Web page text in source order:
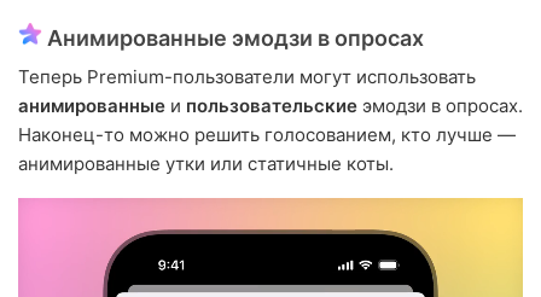
Анимированные эмодзи в опросах
Теперь Premium-пользователи могут использовать
анимированные и пользовательские эмодзи в опросах.
Наконец-то можно решить голосованием, кто лучше —
анимированные утки или статичные коты.